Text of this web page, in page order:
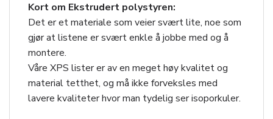
Kort om Ekstrudert polystyren:
Det er et materiale som veier svært lite, noe som
gjør at listene er svært enkle å jobbe med og å
montere.
Våre XPS lister er av en meget høy kvalitet og
material tetthet, og må ikke forveksles med
lavere kvaliteter hvor man tydelig ser isoporkuler.